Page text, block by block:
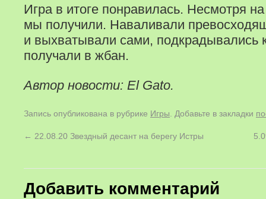
Игра в итоге понравилась. Несмотря
мы получили. Наваливали
и выхватывали сами, подкрадывались
получали в жбан.
Автор новости: El Gato.
Запись опубликована в рубрике Игры. Добавьте в закладки
← 22.08.20 Звездный десант на берегу Истры
Добавить комментарий